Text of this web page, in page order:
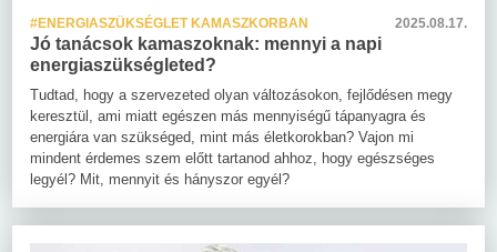
#ENERGIASZÜKSÉGLET KAMASZKORBAN 2025.08.17.
Jó tanácsok kamaszoknak: mennyi a napi
energiaszükségleted?
Tudtad, hogy a szervezeted olyan változásokon, fejlődésen megy
keresztül, ami miatt egészen más mennyiségű tápanyagra és
energiára van szükséged, mint más életkorokban? Vajon mi
mindent érdemes szem előtt tartanod ahhoz, hogy egészséges
legyél? Mit, mennyit és hányszor egyél?